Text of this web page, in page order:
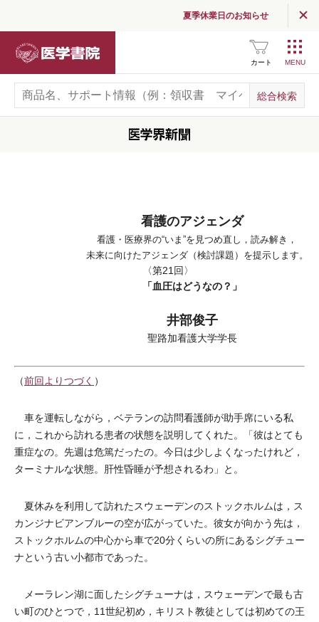
夏季休業日のお知らせ
カート
看護のアジェンダ
看護・医療界の“いま”を見つめ直し，読み解き，
未来に向けたアジェンダ（検討課題）を提示します。
〈第21回〉
「血圧はどうなの？」
井部俊子
聖路加看護大学学長
（前回よりつづく ）
車を運転しながら，ベテランの訪問看護師が助手席にいる私
に，これから訪れる患者の状態を説明してくれた。「彼はとても
重症なの。先週は危篤だったの。今日は少しよくなったけれど，
ターミナルな状態。肝性昏睡が予想されるわ」と。
夏休みを利用して訪れたスウェーデンのストックホルムは，ス
カンジナビアンブルーの空が広がっていた。彼女が向かう先は，
ストックホルムの中心から車で20分くらいの所にあるシグチュー
ナという古い小都市であった。
メーラレン湖に面したシグチューナは，スウェーデンで最も古
い町のひとつで，11世紀初め，キリスト教徒としては初めての王